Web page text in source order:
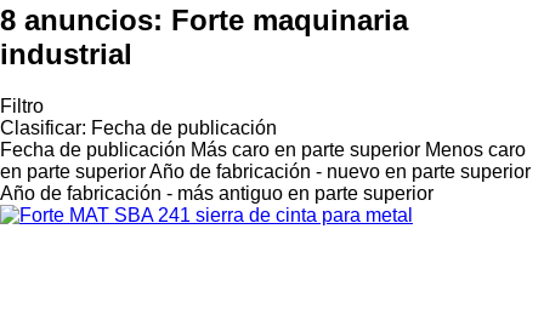
8 anuncios: Forte maquinaria
industrial
Filtro
Clasificar: Fecha de publicación
Fecha de publicación Más caro en parte superior Menos caro
en parte superiorAño de fabricación - nuevo en parte superior
Año de fabricación - más antiguo en parte superior